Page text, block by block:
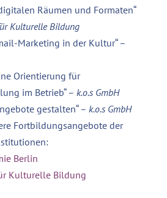
Räumen und Formaten“
Kulturelle Bildung
Marketing in der Kultur“ –
Orientierung für
im Betrieb“ – k.o.s GmbH
gestalten“ – k.o.s GmbH
Fortbildungsangebote der
Berlin
Kulturelle Bildung